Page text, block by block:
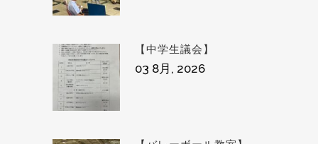
【中学生議会】
03 8月, 2026